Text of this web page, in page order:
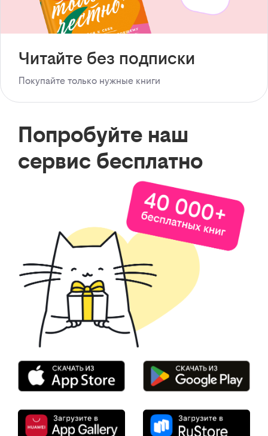
Читайте без подписки
Покупайте только нужные книги
Попробуйте наш
сервис бесплатно